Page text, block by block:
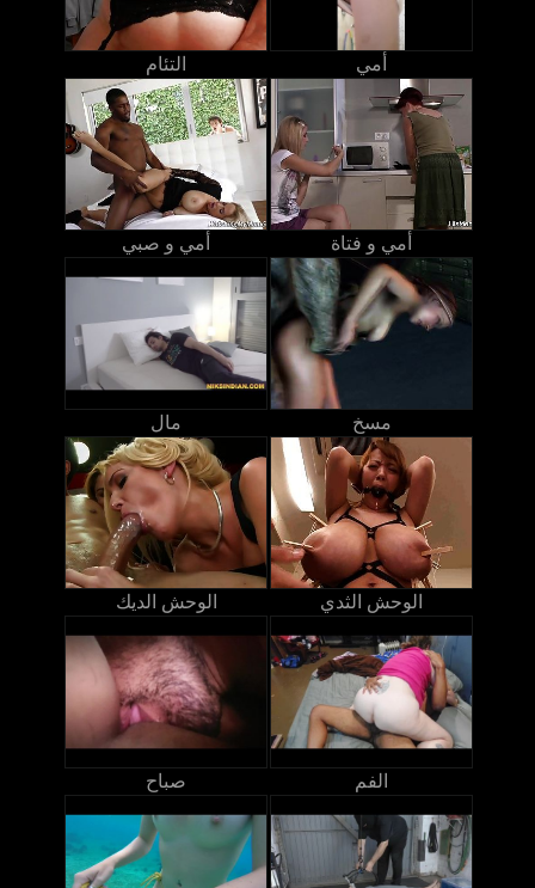
التئام أمي
أمي و صبي أمي و فتاة
مال مسخ
الوحش الديك الوحش الثدي
صباح الفم